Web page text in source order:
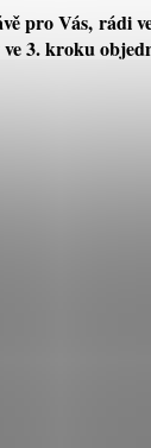
pro Vás, rádi
ve 3. kroku